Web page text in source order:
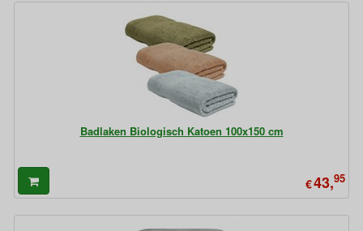
Badlaken Biologisch Katoen 100x150 cm
€43,95